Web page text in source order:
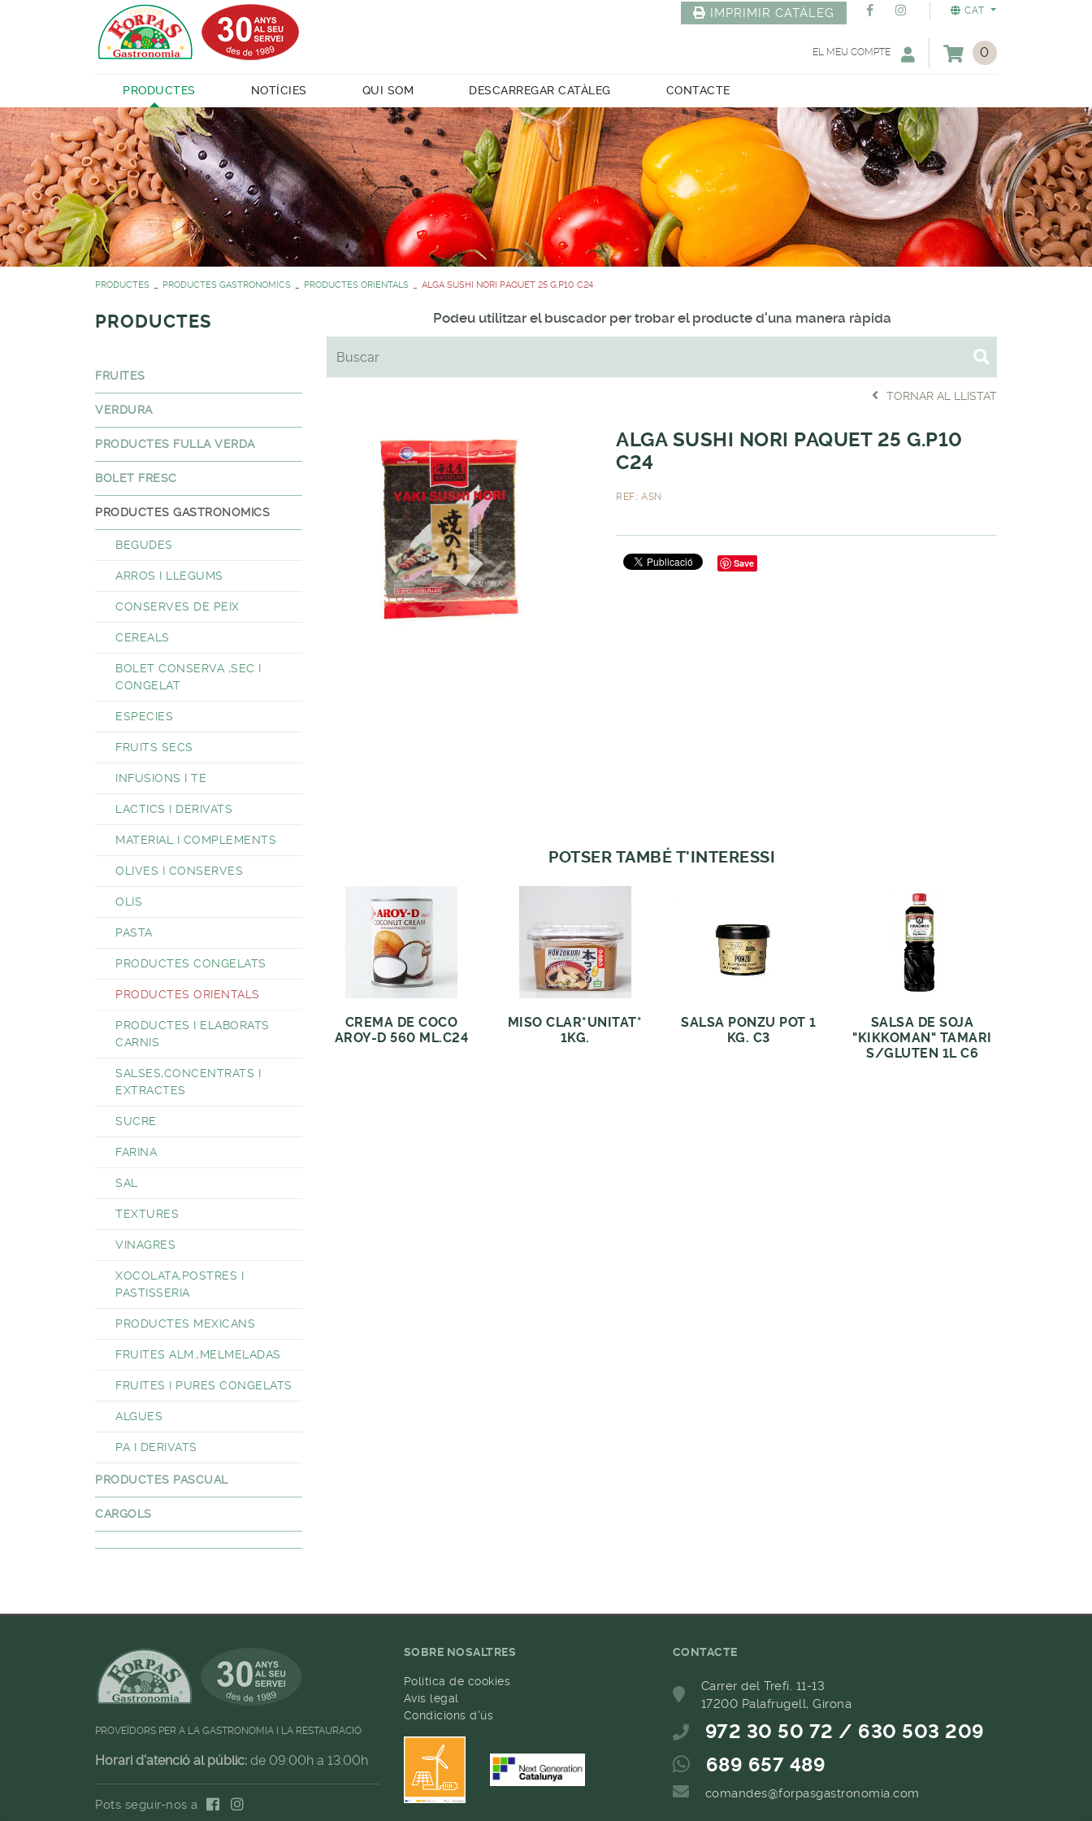
CAT
IMPRIMIR CATÀLEG
0
EL MEU COMPTE
PRODUCTES NOTÍCIES QUI SOM DESCARREGAR CATÀLEG CONTACTE
PRODUCTES PRODUCTES GASTRONOMICS PRODUCTES ORIENTALS ALGA SUSHI NORI PAQUET 25 G.P10 C24
PRODUCTES
FRUITES
VERDURA
PRODUCTES FULLA VERDA
BOLET FRESC
PRODUCTES GASTRONOMICS
BEGUDES
ARROS I LLEGUMS
CONSERVES DE PEIX
CEREALS
BOLET CONSERVA ,SEC I
CONGELAT
ESPECIES
FRUITS SECS
INFUSIONS I TE
LACTICS I DERIVATS
MATERIAL I COMPLEMENTS
OLIVES I CONSERVES
OLIS
PASTA
PRODUCTES CONGELATS
PRODUCTES ORIENTALS
PRODUCTES I ELABORATS
CARNIS
SALSES,CONCENTRATS I
EXTRACTES
SUCRE
FARINA
SAL
TEXTURES
VINAGRES
XOCOLATA,POSTRES I
PASTISSERIA
PRODUCTES MEXICANS
FRUITES ALM.,MELMELADAS
FRUITES I PURES CONGELATS
ALGUES
PA I DERIVATS
PRODUCTES PASCUAL
CARGOLS
Podeu utilitzar el buscador per trobar el producte d'una manera ràpida
TORNAR AL LLISTAT
ALGA SUSHI NORI PAQUET 25 G.P10
C24
REF.: ASN
Save
POTSER TAMBÉ T'INTERESSI
CREMA DE COCO
AROY-D 560 ML.C24
MISO CLAR*UNITAT*
1KG.
SALSA PONZU POT 1
KG. C3
SALSA DE SOJA
"KIKKOMAN" TAMARI
S/GLUTEN 1L C6
PROVEÏDORS PER A LA GASTRONOMIA I LA RESTAURACIÓ
Horari d'atenció al públic: de 09:00h a 13:00h
Pots seguir-nos a
SOBRE NOSALTRES
Política de cookies
Avís legal
Condicions d'ús
CONTACTE
Carrer del Trefí. 11-13
17200 Palafrugell, Girona
972 30 50 72 / 630 503 209
689 657 489
comandes@forpasgastronomia.com